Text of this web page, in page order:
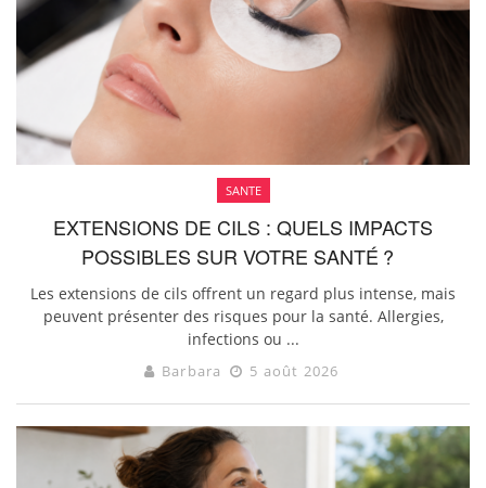
SANTE
EXTENSIONS DE CILS : QUELS IMPACTS
POSSIBLES SUR VOTRE SANTÉ ?
Les extensions de cils offrent un regard plus intense, mais
peuvent présenter des risques pour la santé. Allergies,
infections ou ...
Barbara 5 août 2026